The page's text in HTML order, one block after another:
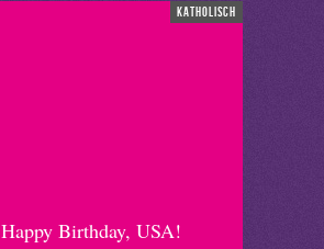
katholisch
Happy Birthday, USA!